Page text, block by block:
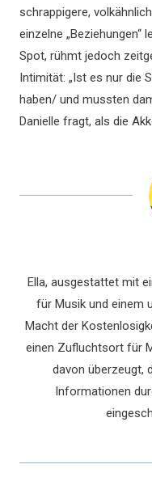
schrappigere,
einzelne
Spot, rühmt jedoch
Intimität: „Ist es nur die
haben/ und mussten
Danielle fragt, als die
Ella, ausgestattet mit
für Musik und einem
Macht der
einen Zufluchtsort für
davon überzeugt,
Informationen